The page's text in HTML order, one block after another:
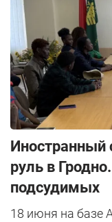
Иностранный
руль в
подсудимых
18 июня на базе